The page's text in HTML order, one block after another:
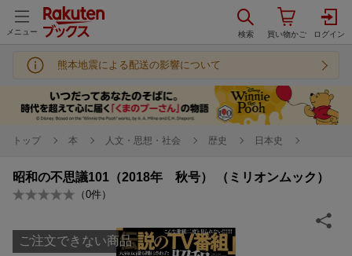
メニュー
熊本地震による配送の影響について
トップ 本 人文・思想・社会 歴史 日本史
昭和の不思議101（2018年 秋号） （ミリオンムック）
（0件）
ご注文できない商品